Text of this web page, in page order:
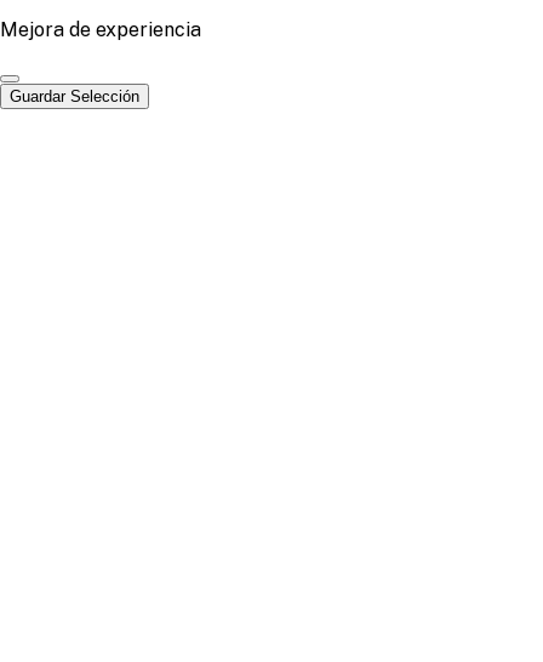
Mejora de experiencia
Guardar Selección